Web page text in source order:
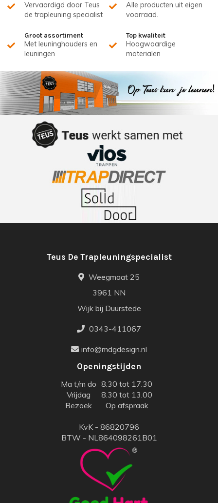
Vervaardigd door Teus
de trapleuning specialist
Alle producten uit eigen
voorraad.
Groot assortiment
Met leuninghouders en
leuningen
Top kwaliteit
Hoogwaardige
materialen
Teus De Trapleuningspecialist
Weegmaat 25
3961 NN
Wijk bij Duurstede
0343-411067
info@mdgdesign.nl
Openingstijden
Ma t/m do 8.30 tot 17.30
Vrijdag
8.30 tot 13.00
Bezoek
Op afspraak
KvK - 86820796
BTW - NL864098261B01